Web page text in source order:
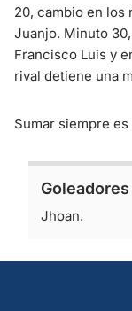
20, cambio en los
Juanjo. Minuto
Francisco Luis y
rival detiene una
Sumar siempre
Goleadores
Jhoan.